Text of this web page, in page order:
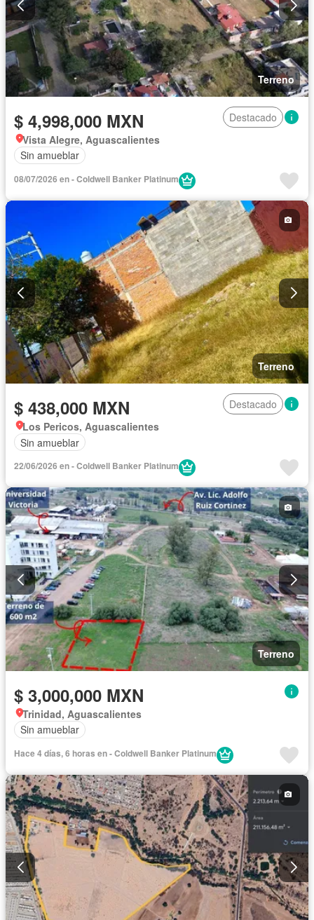
Terreno
$ 4,998,000 MXN
Destacado
Vista Alegre, Aguascalientes
Sin amueblar
08/07/2026 en - Coldwell Banker Platinum
Terreno
$ 438,000 MXN
Destacado
Los Pericos, Aguascalientes
Sin amueblar
22/06/2026 en - Coldwell Banker Platinum
Terreno
$ 3,000,000 MXN
Trinidad, Aguascalientes
Sin amueblar
Hace 4 días, 6 horas en - Coldwell Banker Platinum